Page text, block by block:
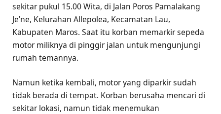
sekitar pukul 15.00 Wita, di Jalan Poros Pamalakang
Je’ne, Kelurahan Allepolea, Kecamatan Lau,
Kabupaten Maros. Saat itu korban memarkir sepeda
motor miliknya di pinggir jalan untuk mengunjungi
rumah temannya.
Namun ketika kembali, motor yang diparkir sudah
tidak berada di tempat. Korban berusaha mencari di
sekitar lokasi, namun tidak menemukan